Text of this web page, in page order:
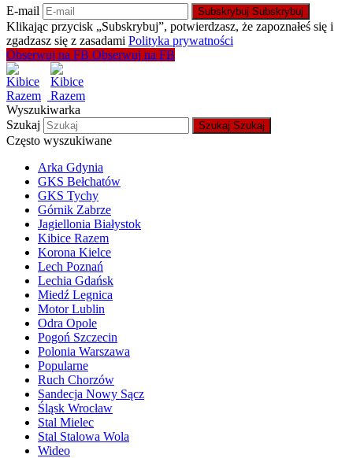
E-mail Subskrybuj Subskrybuj
Klikając przycisk „Subskrybuj”, potwierdzasz, że zapoznałeś się i
zgadzasz się z zasadami Polityka prywatności
Obserwuj na FB Obserwuj na FB
Wyszukiwarka
Szukaj
Szukaj Szukaj
Często wyszukiwane
Arka Gdynia
GKS Bełchatów
GKS Tychy
Górnik Zabrze
Jagiellonia Białystok
Kibice Razem
Korona Kielce
Lech Poznań
Lechia Gdańsk
Miedź Legnica
Motor Lublin
Odra Opole
Pogoń Szczecin
Polonia Warszawa
Popularne
Ruch Chorzów
Sandecja Nowy Sącz
Śląsk Wrocław
Stal Mielec
Stal Stalowa Wola
Wideo